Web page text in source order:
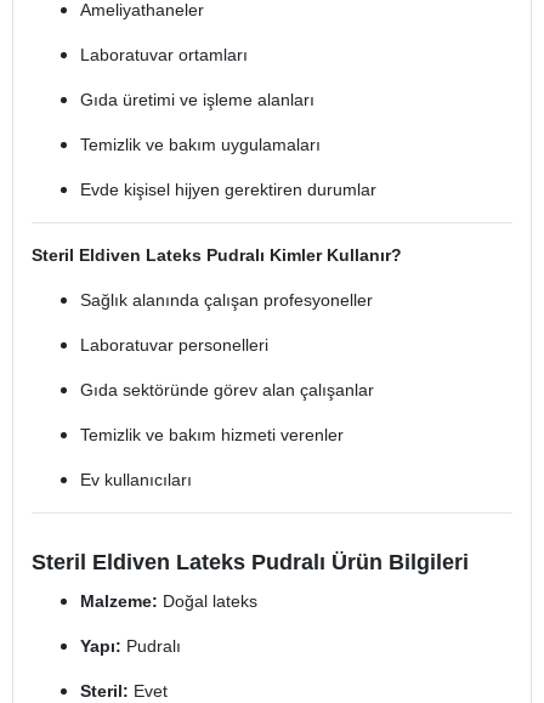
Ameliyathaneler
Laboratuvar ortamları
Gıda üretimi ve işleme alanları
Temizlik ve bakım uygulamaları
Evde kişisel hijyen gerektiren durumlar
Steril Eldiven Lateks Pudralı Kimler Kullanır?
Sağlık alanında çalışan profesyoneller
Laboratuvar personelleri
Gıda sektöründe görev alan çalışanlar
Temizlik ve bakım hizmeti verenler
Ev kullanıcıları
Steril Eldiven Lateks Pudralı Ürün Bilgileri
Malzeme: Doğal lateks
Yapı: Pudralı
Steril: Evet